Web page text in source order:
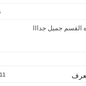
6
جميل جدااا
11 مارس 2026 في 7:51 م